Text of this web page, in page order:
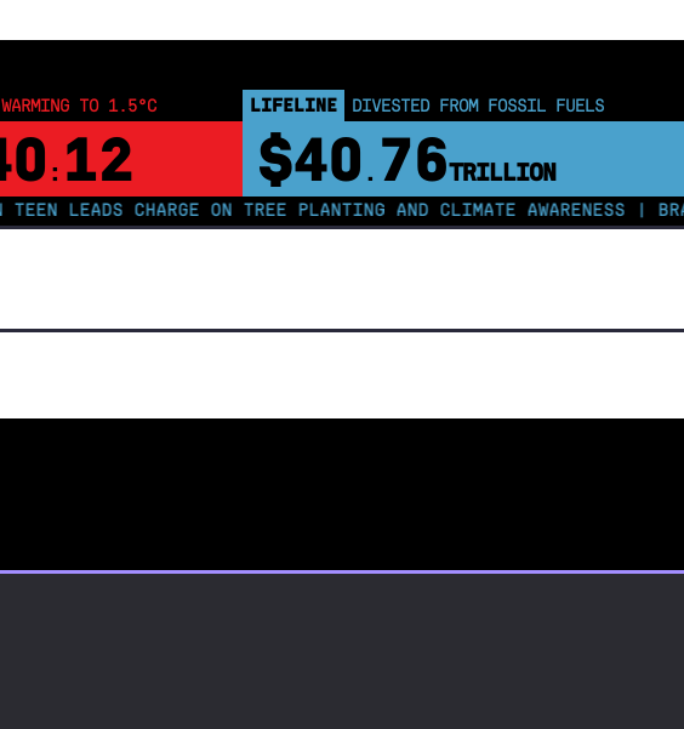
TO 1.5°C
: 12
LIFELINE DIVESTED FROM FOSSIL FUELS
$40 . 76TRILLION
ON TREE PLANTING AND CLIMATE AWARENESS |